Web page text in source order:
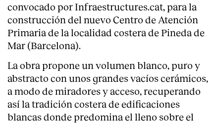
convocado por Infraestructures.cat, para la
construcción del nuevo Centro de Atención
Primaria de la localidad costera de Pineda de
Mar (Barcelona).
La obra propone un volumen blanco, puro y
abstracto con unos grandes vacíos cerámicos,
a modo de miradores y acceso, recuperando
así la tradición costera de edificaciones
blancas donde predomina el lleno sobre el